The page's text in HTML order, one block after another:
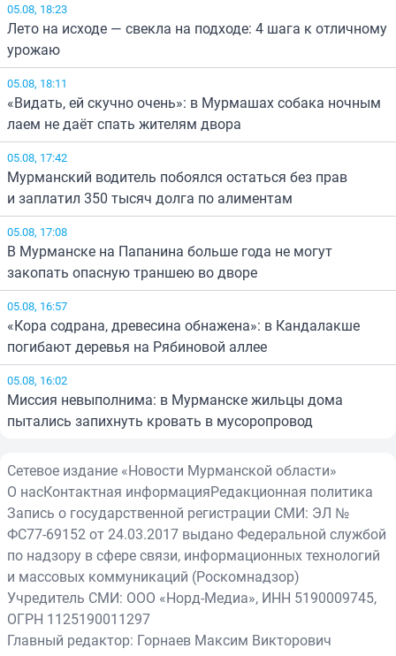
05.08, 18:23
Лето на исходе — свекла на подходе: 4 шага к отличному
урожаю
05.08, 18:11
«Видать, ей скучно очень»: в Мурмашах собака ночным
лаем не даёт спать жителям двора
05.08, 17:42
Мурманский водитель побоялся остаться без прав
и заплатил 350 тысяч долга по алиментам
05.08, 17:08
В Мурманске на Папанина больше года не могут
закопать опасную траншею во дворе
05.08, 16:57
«Кора содрана, древесина обнажена»: в Кандалакше
погибают деревья на Рябиновой аллее
05.08, 16:02
Миссия невыполнима: в Мурманске жильцы дома
пытались запихнуть кровать в мусоропровод
Сетевое издание «Новости Мурманской области»
О насКонтактная информацияРедакционная политика
Запись о государственной регистрации СМИ: ЭЛ №
ФС77-69152 от 24.03.2017 выдано Федеральной службой
по надзору в сфере связи, информационных технологий
и массовых коммуникаций (Роскомнадзор)
Учредитель СМИ: ООО «Норд-Медиа», ИНН 5190009745,
ОГРН 1125190011297
Главный редактор: Горнаев Максим Викторович